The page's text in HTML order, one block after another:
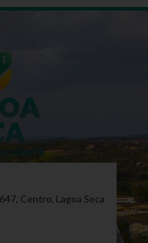
Centro, Lagoa Seca